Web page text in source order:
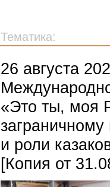
Тематика:
26 августа
«Это ты, моя
и роли
[Копия от